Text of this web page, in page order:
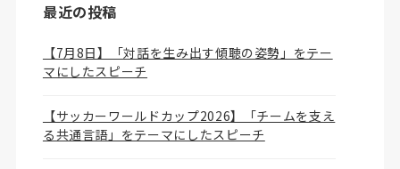
最近の投稿
【7月8日】「対話を生み出す傾聴の姿勢」をテー
マにしたスピーチ
【サッカーワールドカップ2026】「チームを支え
る共通言語」をテーマにしたスピーチ